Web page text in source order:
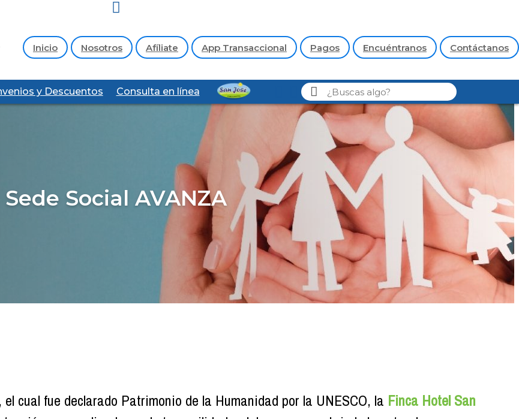
Inicio Nosotros Afíliate App Transaccional Pagos Encuéntranos Contáctanos
y Descuentos Consulta en línea
Sede Social AVANZA
cual fue declarado Patrimonio de la Humanidad por la UNESCO, la Finca Hotel San